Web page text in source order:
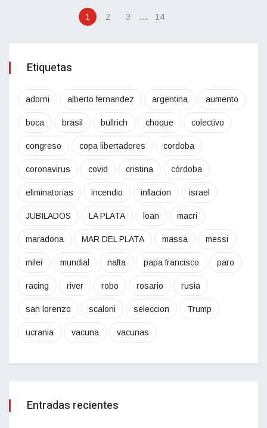
1 2 3 … 14
Etiquetas
adorni alberto fernandez argentina aumento
boca brasil bullrich choque colectivo
congreso copa libertadores cordoba
coronavirus covid cristina córdoba
eliminatorias incendio inflacion israel
JUBILADOS LA PLATA loan macri
maradona MAR DEL PLATA massa messi
milei mundial nafta papa francisco paro
racing river robo rosario rusia
san lorenzo scaloni seleccion Trump
ucrania vacuna vacunas
Entradas recientes